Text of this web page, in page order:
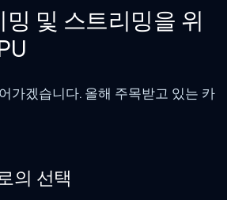
및 스트리밍을 위
가겠습니다. 올해 주목받고 있는 카
의 선택